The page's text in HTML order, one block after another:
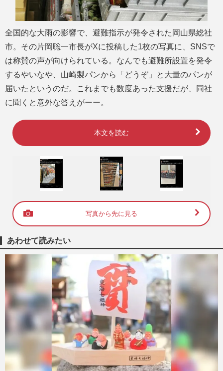
全国的な大雨の影響で、避難指示が発令された岡山県総社
市。その片岡聡一市長がXに投稿した1枚の写真に、SNSで
は称賛の声が向けられている。なんでも避難所設置を発令
するやいなや、山崎製パンから「どうぞ」と大量のパンが
届いたというのだ。これまでも数度あった支援だが、同社
に聞くと意外な答えがーー。
本文を読む
写真から先に見る
あわせて読みたい